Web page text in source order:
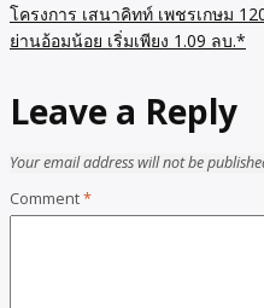
โครงการ เสนาคิทท์ เพชรเกษม
ย่านอ้อมน้อย เริ่มเพียง 1.09 ลบ.*
Leave a Reply
Your email address will not be
Comment*